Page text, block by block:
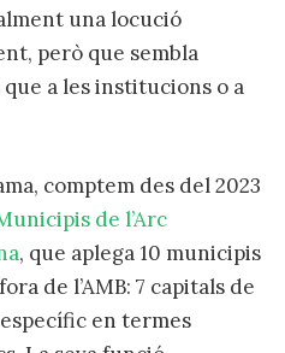
una locució
però que sembla
a les institucions o a
comptem des del 2023
de l’Arc
, que aplega 10 municipis
de l’AMB: 7 capitals de
en termes